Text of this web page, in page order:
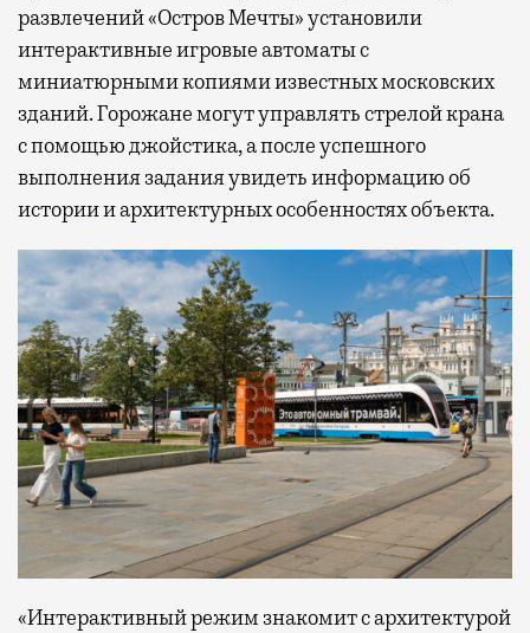
развлечений «Остров Мечты» установили
интерактивные игровые автоматы с
миниатюрными копиями известных московских
зданий. Горожане могут управлять стрелой крана
с помощью джойстика, а после успешного
выполнения задания увидеть информацию об
истории и архитектурных особенностях объекта.
«Интерактивный режим знакомит с архитектурой